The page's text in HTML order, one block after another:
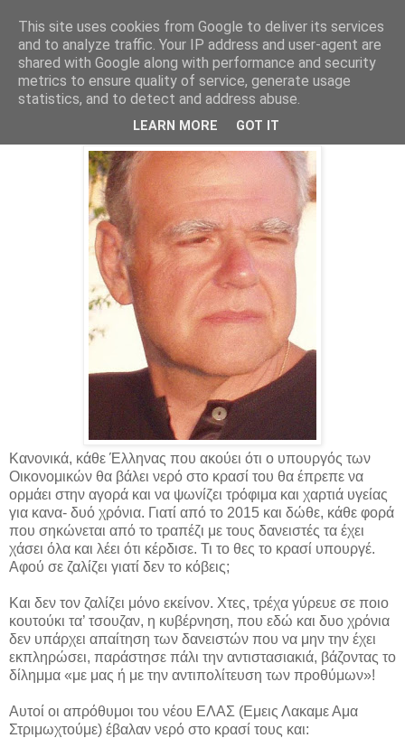
Parakato.gr
Αφού σε ζαλίζει γιατί δεν το κόβεις;
Κανονικά, κάθε Έλληνας που ακούει ότι ο υπουργός των
Οικονομικών θα βάλει νερό στο κρασί του θα έπρεπε να
ορμάει στην αγορά και να ψωνίζει τρόφιμα και χαρτιά υγείας
για κανα- δυό χρόνια. Γιατί από το 2015 και δώθε, κάθε φορά
που σηκώνεται από το τραπέζι με τους δανειστές τα έχει
χάσει όλα και λέει ότι κέρδισε. Τι το θες το κρασί υπουργέ.
Αφού σε ζαλίζει γιατί δεν το κόβεις;
Και δεν τον ζαλίζει μόνο εκείνον. Χτες, τρέχα γύρευε σε ποιο
κουτούκι τα’ τσουζαν, η κυβέρνηση, που εδώ και δυο χρόνια
δεν υπάρχει απαίτηση των δανειστών που να μην την έχει
εκπληρώσει, παράστησε πάλι την αντιστασιακιά, βάζοντας το
δίλημμα «με μας ή με την αντιπολίτευση των προθύμων»!
Αυτοί οι απρόθυμοι του νέου ΕΛΑΣ (Εμεις Λακαμε Αμα
Στριμωχτούμε) έβαλαν νερό στο κρασί τους και:
This site uses cookies from Google to deliver its services
and to analyze traffic. Your IP address and user-agent are
shared with Google along with performance and security
metrics to ensure quality of service, generate usage
statistics, and to detect and address abuse.
LEARN MORE GOT IT